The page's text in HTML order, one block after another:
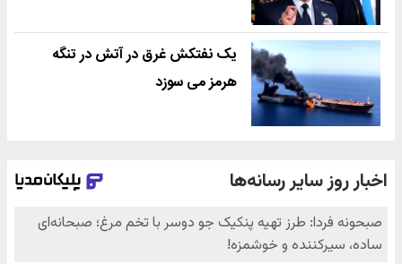
یک نفتکش غرق در آتش در تنگه
هرمز می سوزد